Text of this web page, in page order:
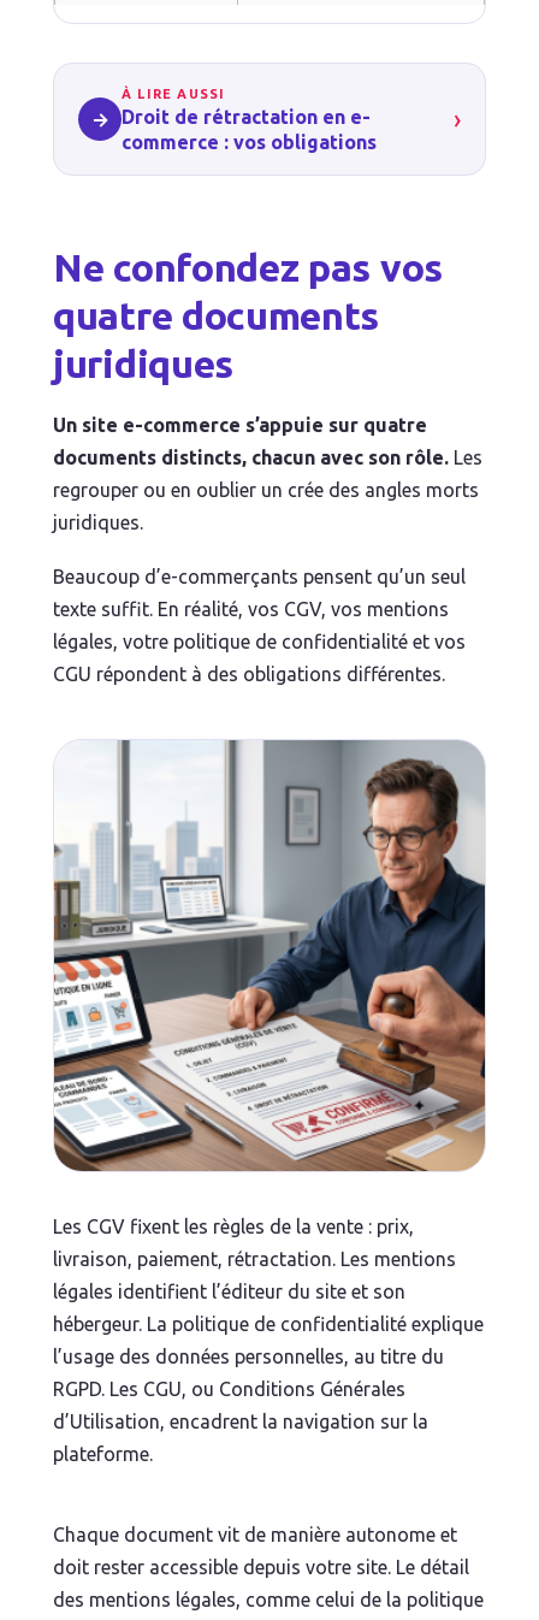
→
À LIRE AUSSI
Droit de rétractation en e-
commerce : vos obligations
›
Ne confondez pas vos
quatre documents
juridiques
Un site e-commerce s’appuie sur quatre
documents distincts, chacun avec son rôle. Les
regrouper ou en oublier un crée des angles morts
juridiques.
Beaucoup d’e-commerçants pensent qu’un seul
texte suffit. En réalité, vos CGV, vos mentions
légales, votre politique de confidentialité et vos
CGU répondent à des obligations différentes.
Les CGV fixent les règles de la vente : prix,
livraison, paiement, rétractation. Les mentions
légales identifient l’éditeur du site et son
hébergeur. La politique de confidentialité explique
l’usage des données personnelles, au titre du
RGPD. Les CGU, ou Conditions Générales
d’Utilisation, encadrent la navigation sur la
plateforme.
Chaque document vit de manière autonome et
doit rester accessible depuis votre site. Le détail
des mentions légales, comme celui de la politique